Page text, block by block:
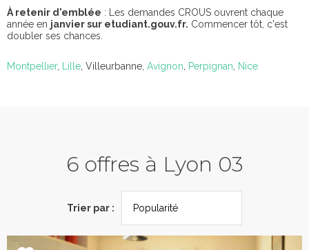
À retenir d'emblée : Les demandes CROUS ouvrent chaque
année en janvier sur etudiant.gouv.fr. Commencer tôt, c'est
doubler ses chances.
Montpellier, Lille , Villeurbanne, Avignon Perpignan Nice
6 offres à Lyon 03
Trier par :